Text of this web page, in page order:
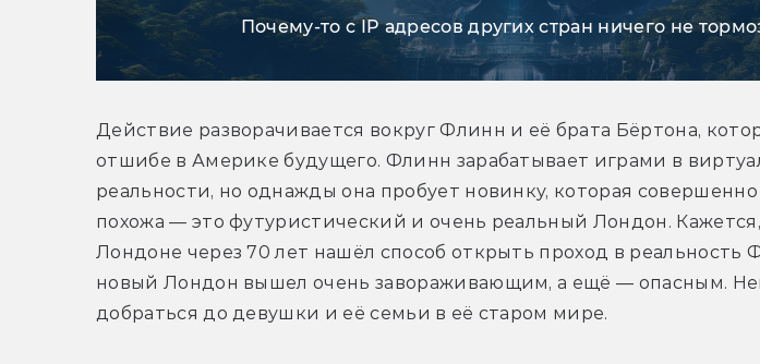
Почему-то с IP адресов других стран ничего не
Действие разворачивается вокруг Флинн и её брата Бёртона,
отшибе в Америке будущего. Флинн зарабатывает играми в
реальности, но однажды она пробует новинку, которая
похожа — это футуристический и очень реальный Лондон.
Лондоне через 70 лет нашёл способ открыть проход в реальность
новый Лондон вышел очень завораживающим, а ещё — опасным.
добраться до девушки и её семьи в её старом мире.